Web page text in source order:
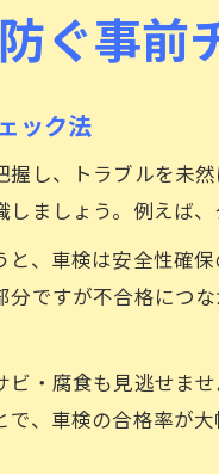
ぐ事前
ック法
し、トラブルを未
ましょう。例えば
、車検は安全性確
ですが不合格につ
・腐食も見逃せま
、車検の合格率が大